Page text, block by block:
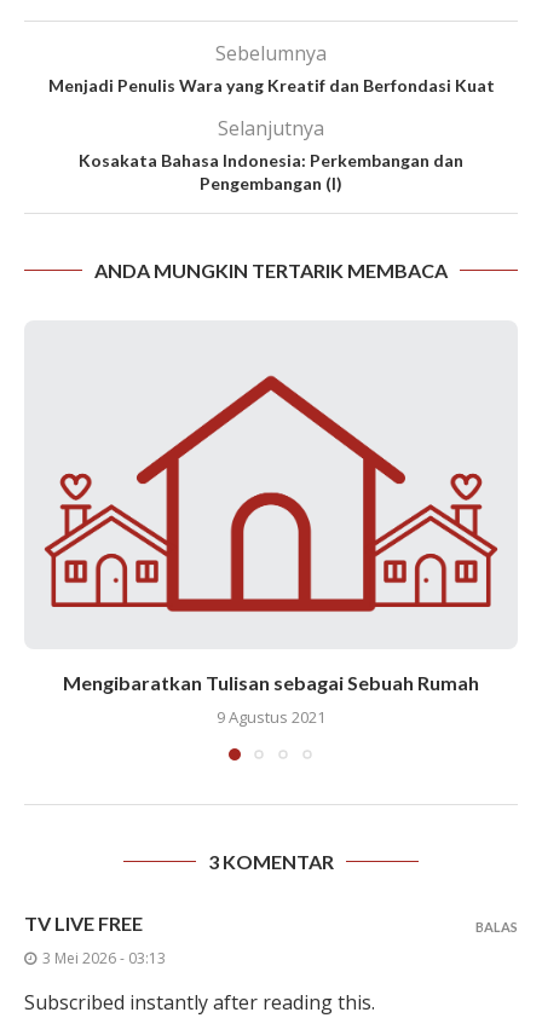
Sebelumnya
Menjadi Penulis Wara yang Kreatif dan Berfondasi Kuat
Selanjutnya
Kosakata Bahasa Indonesia: Perkembangan dan
Pengembangan (I)
ANDA MUNGKIN TERTARIK MEMBACA
Mengibaratkan Tulisan sebagai Sebuah Rumah
9 Agustus 2021
3 KOMENTAR
TV LIVE FREE
3 Mei 2026 - 03:13
Subscribed instantly after reading this.
BALAS